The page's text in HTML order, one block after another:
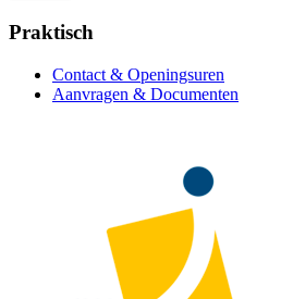
Praktisch
Contact & Openingsuren
Aanvragen & Documenten